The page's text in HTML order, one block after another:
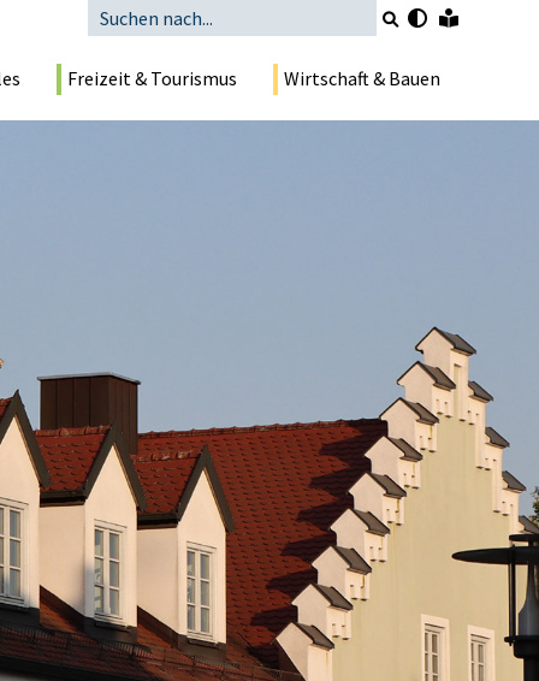
Freizeit & Tourismus Wirtschaft & Bauen